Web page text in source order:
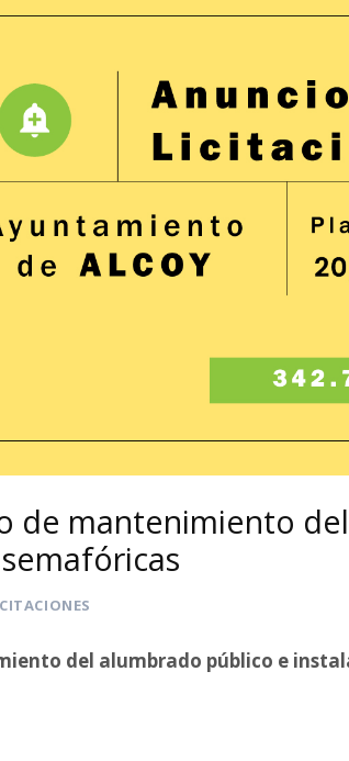
de mantenimiento
del alumbrado público e